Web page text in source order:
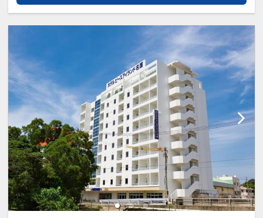
数の内訳・客室タイプ・食事条件・プラ
ン・氏名・人員・泊数の増減等の変更）
があった場合、早期申込割引は適用され
ません。
※他の割引との併用はできません。
※割引適用後のご旅行代金は、カレンダ
ーからお進みいただいた後表示される
「空室照会結果確認画面」でご確認くだ
さい。
ホテルポイント
●レンタルアメニティやお子様向けグッ
ズなど多様なサポートアイテムのご利用
ＯＫ（数量限定／一部有料）
【９０日前までの申込がお得】早期申込
割引がございます
ご宿泊の９０日前までにお申し込みにな
ると
１泊につきおひとり様１，５００円引
※早期申込期間を過ぎてからの変更（人
数の内訳・客室タイプ・食事条件・プラ
ン・氏名・人員・泊数の増減等の変更）
があった場合、早期申込割引は適用され
ません。
※他の割引との併用はできません。
※割引適用後のご旅行代金は、カレンダ